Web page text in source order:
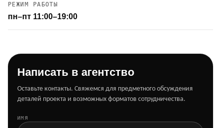
РЕЖИМ РАБОТЫ
пн–пт 11:00–19:00
Написать в агентство
Оставьте контакты. Свяжемся для предметного обсуждения
деталей проекта и возможных форматов сотрудничества.
ИМЯ